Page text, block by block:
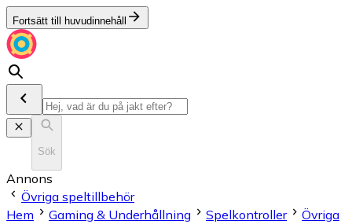
Fortsätt till huvudinnehåll
Sök
Annons
Övriga speltillbehör
Hem
Gaming & Underhållning Spelkontroller
Övriga